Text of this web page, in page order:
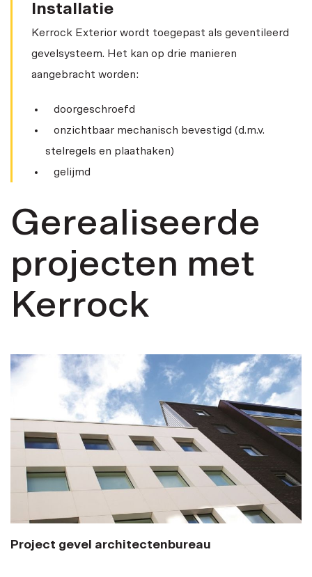
Installatie
Kerrock Exterior wordt toegepast als geventileerd
gevelsysteem. Het kan op drie manieren
aangebracht worden:
doorgeschroefd
onzichtbaar mechanisch bevestigd (d.m.v.
stelregels en plaathaken)
gelijmd
Gerealiseerde
projecten met
Kerrock
Project gevel architectenbureau